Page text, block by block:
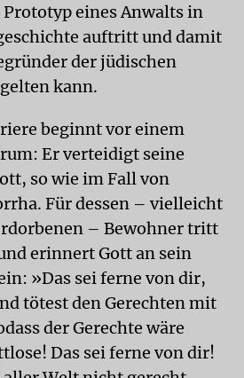
Prototyp eines Anwalts in
auftritt und damit
der jüdischen
kann.
beginnt vor einem
Er verteidigt seine
so wie im Fall von
Für dessen – vielleicht
– Bewohner tritt
erinnert Gott an sein
»Das sei ferne von dir,
tötest den Gerechten mit
der Gerechte wäre
Das sei ferne von dir!